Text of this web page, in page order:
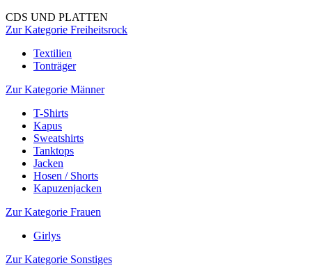
CDS UND PLATTEN
Zur Kategorie Freiheitsrock
Textilien
Tonträger
Zur Kategorie Männer
T-Shirts
Kapus
Sweatshirts
Tanktops
Jacken
Hosen / Shorts
Kapuzenjacken
Zur Kategorie Frauen
Girlys
Zur Kategorie Sonstiges